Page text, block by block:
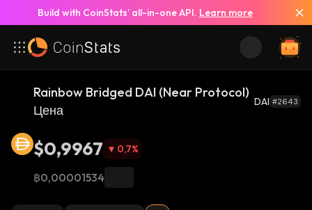
Build with CoinStats’ all-in-one API. Learn more
Rainbow Bridged DAI (Near Protocol)
Цена
DAI #2643
$0,9967 0,7%
฿0,00001534